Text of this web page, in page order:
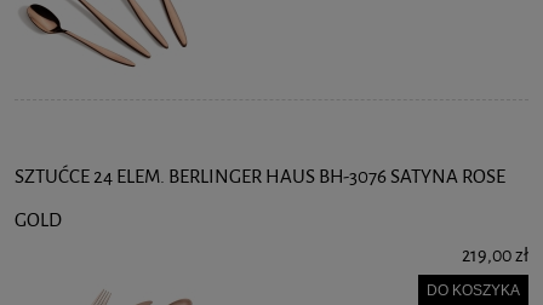
SZTUĆCE 24 ELEM. BERLINGER HAUS BH-3076 SATYNA ROSE
GOLD
219,00 zł
DO KOSZYKA